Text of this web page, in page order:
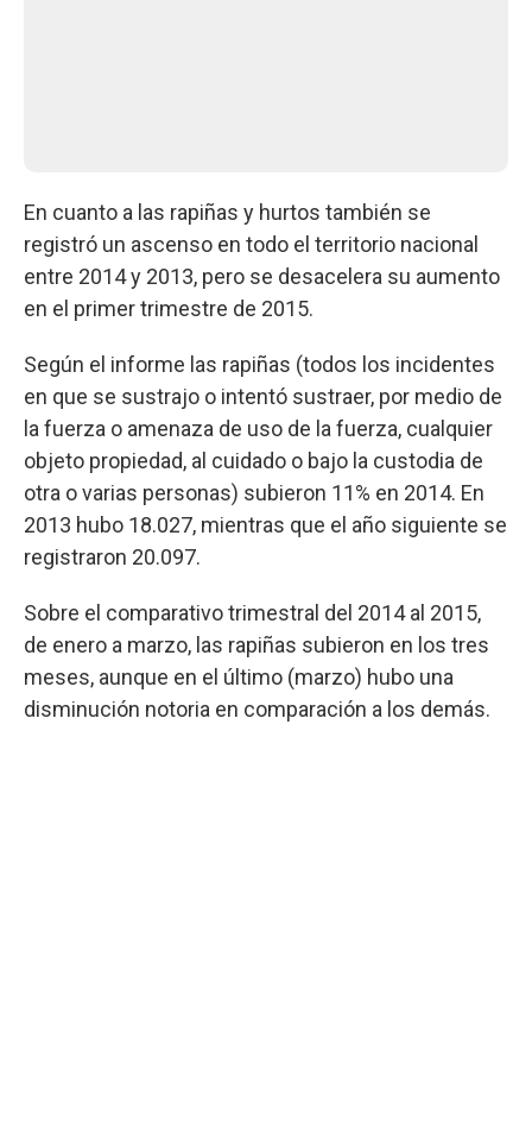
En cuanto a las rapiñas y hurtos también se
registró un ascenso en todo el territorio nacional
entre 2014 y 2013, pero se desacelera su aumento
en el primer trimestre de 2015.
Según el informe las rapiñas (todos los incidentes
en que se sustrajo o intentó sustraer, por medio de
la fuerza o amenaza de uso de la fuerza, cualquier
objeto propiedad, al cuidado o bajo la custodia de
otra o varias personas) subieron 11% en 2014. En
2013 hubo 18.027, mientras que el año siguiente se
registraron 20.097.
Sobre el comparativo trimestral del 2014 al 2015,
de enero a marzo, las rapiñas subieron en los tres
meses, aunque en el último (marzo) hubo una
disminución notoria en comparación a los demás.